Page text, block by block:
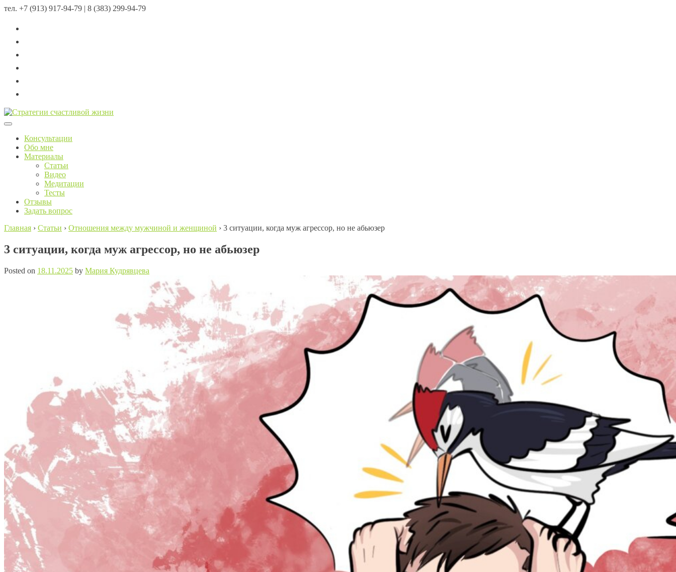
тел. +7 (913) 917-94-79 | 8 (383) 299-94-79
Menu
Консультации
Обо мне
Материалы
Статьи
Видео
Медитации
Тесты
Отзывы
Задать вопрос
Главная › Статьи › Отношения между мужчиной и женщиной › 3 ситуации, когда муж агрессор, но не абьюзер
3 ситуации, когда муж агрессор, но не абьюзер
Posted on 18.11.2025 by Мария Кудрявцева